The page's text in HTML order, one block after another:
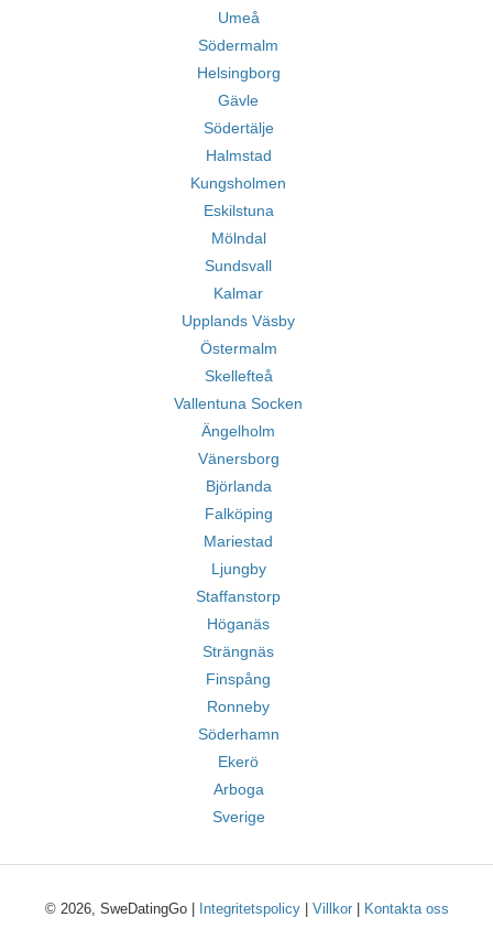
Umeå
Södermalm
Helsingborg
Gävle
Södertälje
Halmstad
Kungsholmen
Eskilstuna
Mölndal
Sundsvall
Kalmar
Upplands Väsby
Östermalm
Skellefteå
Vallentuna Socken
Ängelholm
Vänersborg
Björlanda
Falköping
Mariestad
Ljungby
Staffanstorp
Höganäs
Strängnäs
Finspång
Ronneby
Söderhamn
Ekerö
Arboga
Sverige
© 2026, SweDatingGo | Integritetspolicy| Villkor| Kontakta oss